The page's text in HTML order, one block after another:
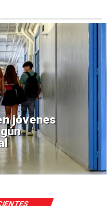
creación del
Piñera con
millones